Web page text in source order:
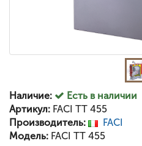
Наличие:
Есть в наличии
Артикул: FACI TT 455
Производитель:
FACI
Модель: FACI TT 455